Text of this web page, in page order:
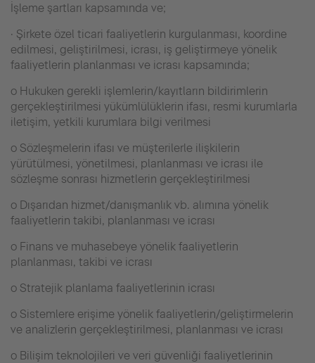
İşleme şartları kapsamında ve;
· Şirkete özel ticari faaliyetlerin kurgulanması, koordine
edilmesi, geliştirilmesi, icrası, iş geliştirmeye yönelik
faaliyetlerin planlanması ve icrası kapsamında;
o Hukuken gerekli işlemlerin/kayıtların bildirimlerin
gerçekleştirilmesi yükümlülüklerin ifası, resmi kurumlarla
iletişim, yetkili kurumlara bilgi verilmesi
o Sözleşmelerin ifası ve müşterilerle ilişkilerin
yürütülmesi, yönetilmesi, planlanması ve icrası ile
sözleşme sonrası hizmetlerin gerçekleştirilmesi
o Dışarıdan hizmet/danışmanlık vb. alımına yönelik
faaliyetlerin takibi, planlanması ve icrası
o Finans ve muhasebeye yönelik faaliyetlerin
planlanması, takibi ve icrası
o Stratejik planlama faaliyetlerinin icrası
o Sistemlere erişime yönelik faaliyetlerin/geliştirmelerin
ve analizlerin gerçekleştirilmesi, planlanması ve icrası
o Bilişim teknolojileri ve veri güvenliği faaliyetlerinin